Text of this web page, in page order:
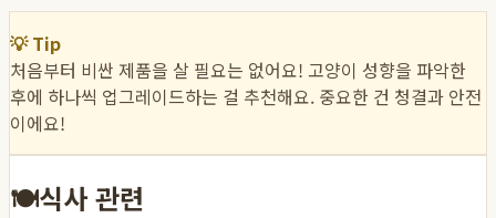
💡 Tip
처음부터 비싼 제품을 살 필요는 없어요! 고양이 성향을 파악한
후에 하나씩 업그레이드하는 걸 추천해요. 중요한 건 청결과 안전
이에요!
🍽️식사 관련